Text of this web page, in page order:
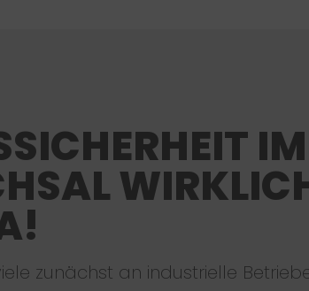
IM
zunächst an industrielle